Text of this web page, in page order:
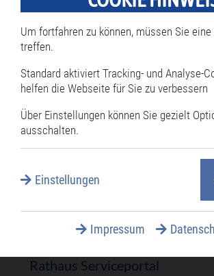
Rathaus & Politik
Navigation
Rathaus
Termine online reservieren
Öffentliche Ausschreibungen
Rathaus Serviceportal
* Diese Felder sind Pflichtfelder und müssen ausgefüllt
Um fortfahren zu können, müssen Sie
treffen.
Standard aktiviert Tracking- und Analyse-
helfen die Webseite für Sie zu verbessern
Über Einstellungen können Sie gezielt
ausschalten.
Einstellungen
Impressum